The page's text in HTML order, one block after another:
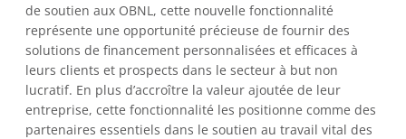
de soutien aux OBNL, cette nouvelle fonctionnalité
représente une opportunité précieuse de fournir des
solutions de financement personnalisées et efficaces à
leurs clients et prospects dans le secteur à but non
lucratif. En plus d’accroître la valeur ajoutée de leur
entreprise, cette fonctionnalité les positionne comme des
partenaires essentiels dans le soutien au travail vital des